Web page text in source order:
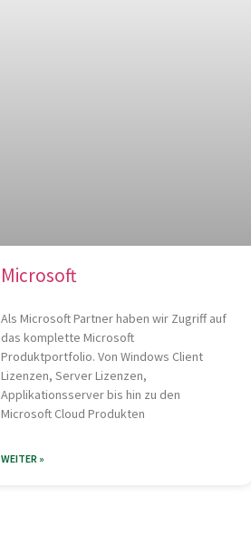
Microsoft
Als Microsoft Partner haben wir Zugriff auf
das komplette Microsoft
Produktportfolio. Von Windows Client
Lizenzen, Server Lizenzen,
Applikationsserver bis hin zu den
Microsoft Cloud Produkten
WEITER »